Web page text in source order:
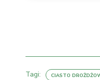
Tagi: CIASTO